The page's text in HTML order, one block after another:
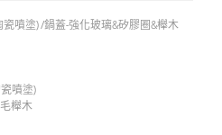
噴塗) /鍋蓋-強化玻璃&矽膠圈&櫸木
噴塗)
櫸木